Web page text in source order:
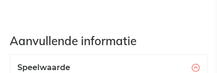
Aanvullende informatie
Speelwaarde